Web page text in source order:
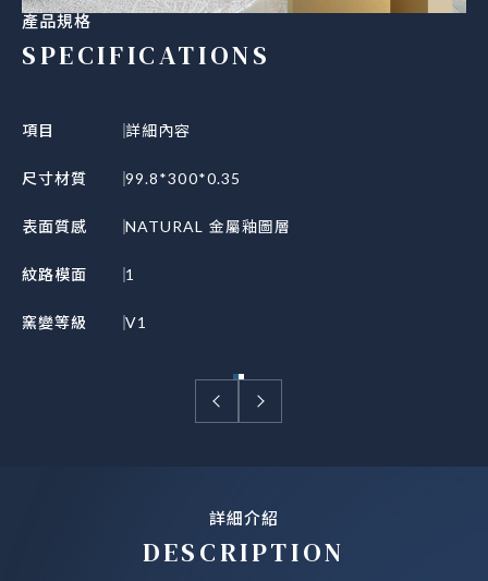
產品規格
SPECIFICATIONS
項目 詳細內容
尺寸材質 99.8*300*0.35
表面質感 NATURAL 金屬釉圖層
紋路模面 1
窯變等級 V1
詳細介紹
DESCRIPTION